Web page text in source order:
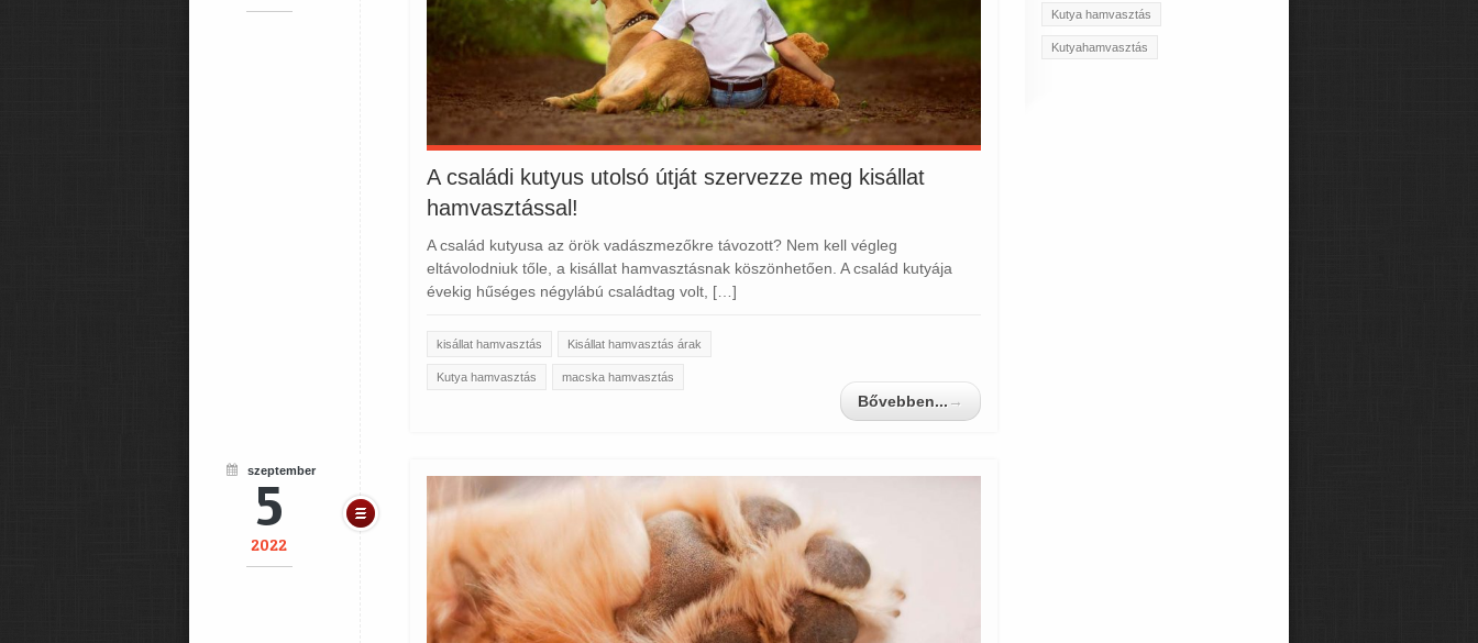
A családi kutyus utolsó útját szervezze meg kisállat
hamvasztással!
A család kutyusa az örök vadászmezőkre távozott? Nem kell végleg
eltávolodniuk tőle, a kisállat hamvasztásnak köszönhetően. A család kutyája
évekig hűséges négylábú családtag volt, […]
kisállat hamvasztás Kisállat hamvasztás árak
Kutya hamvasztás macska hamvasztás
Bővebben... →
5
szeptember
2022
Kutya hamvasztás
Kutyahamvasztás